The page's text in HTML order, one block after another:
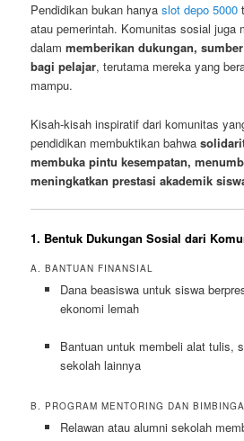
Pendidikan bukan hanyaslot depo 5000
atau pemerintah. Komunitas sosial juga
dalammemberikan dukungan,
bagi pelajar, terutama mereka yang
mampu.
Kisah-kisah inspiratif dari komunitas
pendidikan membuktikan bahwa
membuka pintu kesempatan,
meningkatkan prestasi akademik
1. Bentuk Dukungan Sosial dari
A. BANTUAN FINANSIAL
Dana beasiswa untuk siswa
ekonomi lemah
Bantuan untuk membeli alat tulis,
sekolah lainnya
B. PROGRAM MENTORING DAN
Relawan atau alumni sekolah